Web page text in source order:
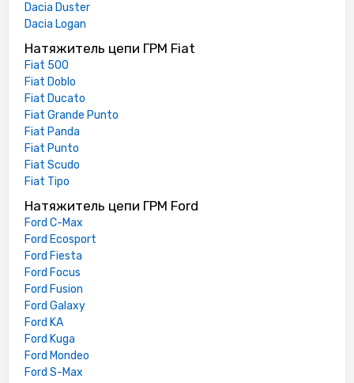
Dacia Duster
Dacia Logan
Натяжитель цепи ГРМ Fiat
Fiat 500
Fiat Doblo
Fiat Ducato
Fiat Grande Punto
Fiat Panda
Fiat Punto
Fiat Scudo
Fiat Tipo
Натяжитель цепи ГРМ Ford
Ford C-Max
Ford Ecosport
Ford Fiesta
Ford Focus
Ford Fusion
Ford Galaxy
Ford KA
Ford Kuga
Ford Mondeo
Ford S-Max